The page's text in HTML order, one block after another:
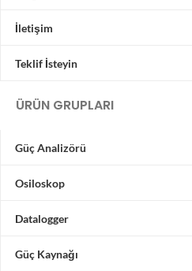
İletişim
Teklif İsteyin
ÜRÜN GRUPLARI
Güç Analizörü
Osiloskop
Datalogger
Güç Kaynağı